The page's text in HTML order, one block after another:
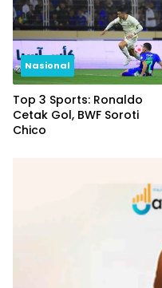
Nasional
Top 3 Sports: Ronaldo
Cetak Gol, BWF Soroti
Chico